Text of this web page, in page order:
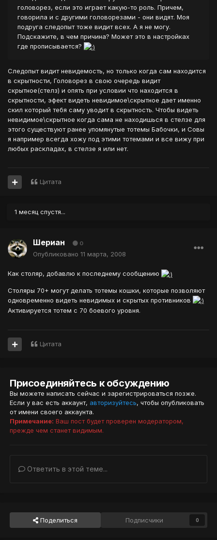
головорез, если это играет какую-то роль. Причем,
говорила и с другими головорезами - они видят. Моя
подруга следопыт тоже видит всех. А я не могу.
Подскажите, в чем причина? Может это в настройках
где прописывается?
Следопыт видит невидемость, но только когда сам находится
в скрытности, Головорез в свою очередь видит
скрытное(стелз) и опять при условии что находится в
скрытности, эфект видеть невидимое\скрытное дает именно
скил который тебя саму уводит в скрытность. Чтобы видеть
невидимое\скрытное когда сама не находишься в стелзе для
этого существуют ранее упомянутые тотемы Бабочки, и Совы
я например всегда хожу под этими тотемами и все вижу при
любых раскладах, в стелзе я или нет.
Цитата
1 месяц спустя...
Шериан 0
Опубликовано 11 марта, 2008
Как столяр, добавлю к последнему сообщению
Столяры 70+ могут делать тотемы кошки, которые позволяют
одновременно видеть невидимых и скрытых противников
Активируется тотем с 70 боевого уровня.
Цитата
Присоединяйтесь к обсуждению
Вы можете написать сейчас и зарегистрироваться позже.
Если у вас есть аккаунт, авторизуйтесь, чтобы опубликовать
от имени своего аккаунта.
Примечание: Ваш пост будет проверен модератором,
прежде чем станет видимым.
Ответить в этой теме...
Поделиться Подписчики 0